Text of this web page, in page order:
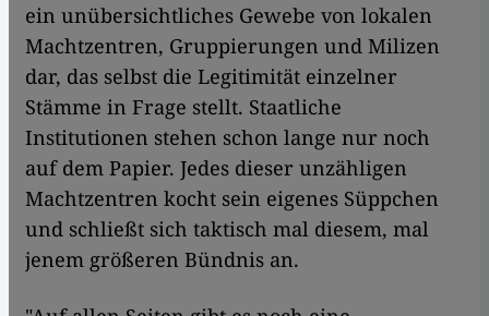
ein unübersichtliches Gewebe von lokalen
Machtzentren, Gruppierungen und Milizen
dar, das selbst die Legitimität einzelner
Stämme in Frage stellt. Staatliche
Institutionen stehen schon lange nur noch
auf dem Papier. Jedes dieser unzähligen
Machtzentren kocht sein eigenes Süppchen
und schließt sich taktisch mal diesem, mal
jenem größeren Bündnis an.